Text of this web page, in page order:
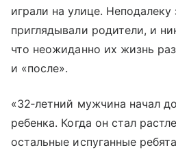
играли на улице. Неподалеку
приглядывали родители, и
что неожиданно их жизнь
и «после».
«32‑летний мужчина начал
ребенка. Когда он стал
остальные испуганные